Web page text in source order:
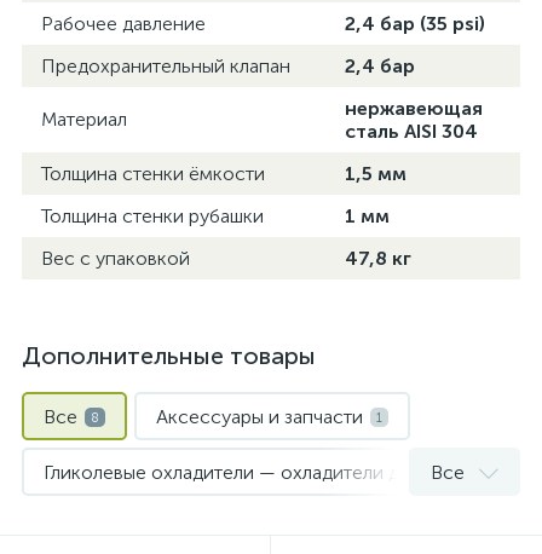
Рабочее давление
2,4 бар (35 psi)
Предохранительный клапан
2,4 бар
Материал
нержавеющая
сталь AISI 304
Толщина стенки ёмкости
1,5 мм
Толщина стенки рубашки
1 мм
Вес с упаковкой
47,8 кг
Дополнительные товары
Все 8 Аксессуары и запчасти 1
Гликолевые охладители — охладители для ЦКТ 1
Все